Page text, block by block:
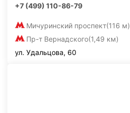
+7 (499) 110-86-79
Мичуринский проспект(116 м)
Пр-т Вернадского(1,49 км)
ул. Удальцова, 60